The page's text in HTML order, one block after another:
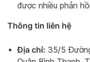
được nhiều phản
Thông tin liên hệ
Địa chỉ: 35/5